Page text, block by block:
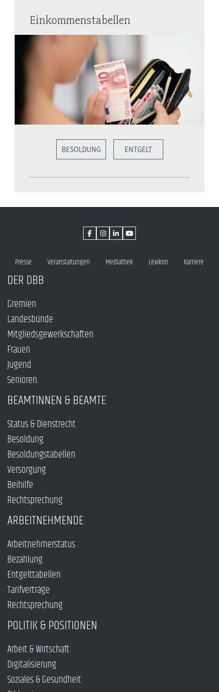
Einkommenstabellen
BESOLDUNG ENTGELT
Presse Veranstaltungen Mediathek Lexikon Karriere
DER DBB
Gremien
Landesbünde
Mitgliedsgewerkschaften
Frauen
Jugend
Senioren
BEAMTINNEN & BEAMTE
Status & Dienstrecht
Besoldung
Besoldungstabellen
Versorgung
Beihilfe
Rechtsprechung
ARBEITNEHMENDE
Arbeitnehmerstatus
Bezahlung
Entgelttabellen
Tarifverträge
Rechtsprechung
POLITIK & POSITIONEN
Arbeit & Wirtschaft
Digitalisierung
Soziales & Gesundheit